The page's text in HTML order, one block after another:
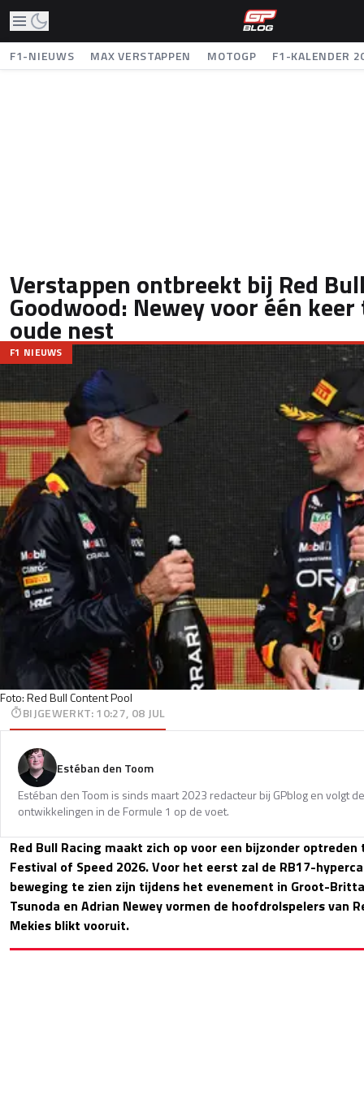
F1-NIEUWS MAX VERSTAPPEN MOTOGP F1-KALENDER
Verstappen ontbreekt bij Red
Goodwood: Newey voor één
oude nest
Foto: Red Bull Content Pool
F1 NIEUWS
BIJGEWERKT:10:27, 08 JUL
Estéban den Toom
Estéban den Toom is sinds maart 2023 redacteur bij GPblog en volgt
ontwikkelingen in de Formule 1 op de voet.
Red Bull Racing maakt zich op voor een bijzonder
Festival of Speed 2026. Voor het eerst zal de RB17-
beweging te zien zijn tijdens het evenement in Groot-
Tsunoda en Adrian Newey vormen de hoofdrolspelers van
Mekies blikt vooruit.